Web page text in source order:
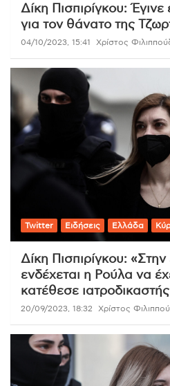
Δίκη Πισπιρίγκου:
για τον θάνατο της
04/10/2023, 15:41 Χρίστος
Twitter Ειδήσεις Ελλάδα
Δίκη Πισπιρίγκου: «Στην
ενδέχεται η Ρούλα να
κατέθεσε ιατροδικαστής
20/09/2023, 18:32 Χρίστος